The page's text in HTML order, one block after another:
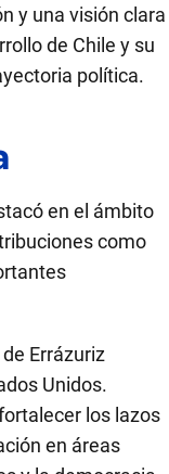
y una visión clara
de Chile y su
política.
en el ámbito
como
Errázuriz
Unidos.
los lazos
en áreas